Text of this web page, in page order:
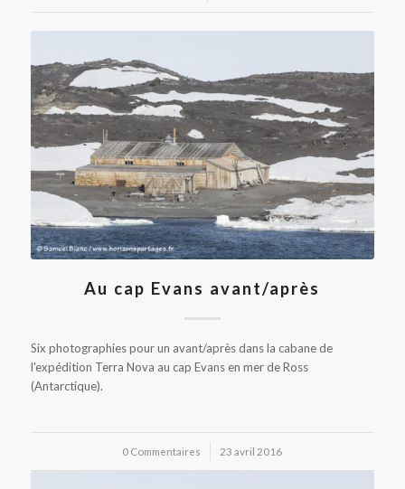
Au cap Evans avant/après
Six photographies pour un avant/après dans la cabane de
l'expédition Terra Nova au cap Evans en mer de Ross
(Antarctique).
0 Commentaires
/ 23 avril 2016